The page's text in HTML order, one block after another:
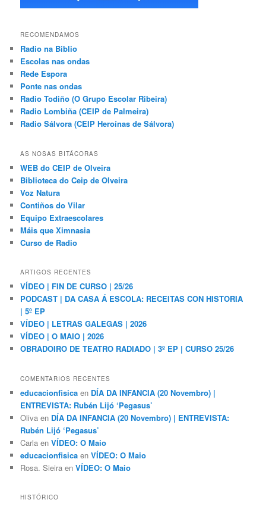
RECOMENDAMOS
Radio na Biblio
Escolas nas ondas
Rede Espora
Ponte nas ondas
Radio Todiño (O Grupo Escolar Ribeira)
Radio Lombiña (CEIP de Palmeira)
Radio Sálvora (CEIP Heroínas de Sálvora)
AS NOSAS BITÁCORAS
WEB do CEIP de Olveira
Biblioteca do Ceip de Olveira
Voz Natura
Contiños do Vilar
Equipo Extraescolares
Máis que Ximnasia
Curso de Radio
ARTIGOS RECENTES
VÍDEO | FIN DE CURSO | 25/26
PODCAST | DA CASA Á ESCOLA: RECEITAS CON HISTORIA
| 5º EP
VÍDEO | LETRAS GALEGAS | 2026
VÍDEO | O MAIO | 2026
OBRADOIRO DE TEATRO RADIADO | 3º EP | CURSO 25/26
COMENTARIOS RECENTES
educacionfisica en DÍA DA INFANCIA (20 Novembro) |
ENTREVISTA: Rubén Lijó ‘Pegasus’
Oliva en DÍA DA INFANCIA (20 Novembro) | ENTREVISTA:
Rubén Lijó ‘Pegasus’
Carla enVÍDEO: O Maio
educacionfisica enVÍDEO: O Maio
Rosa. Sieira enVÍDEO: O Maio
HISTÓRICO